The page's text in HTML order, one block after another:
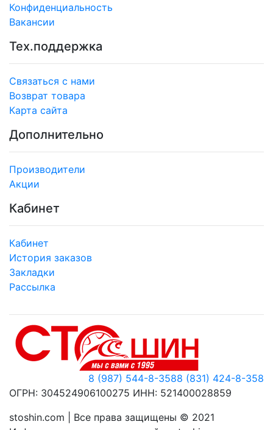
Конфиденциальность
Вакансии
Тех.поддержка
Связаться с нами
Возврат товара
Карта сайта
Дополнительно
Производители
Акции
Кабинет
Кабинет
История заказов
Закладки
Рассылка
8 (831) 424-8-358
8 (987) 544-8-358
ОГРН: 304524906100275 ИНН: 521400028859
stoshin.com | Все права защищены © 2021